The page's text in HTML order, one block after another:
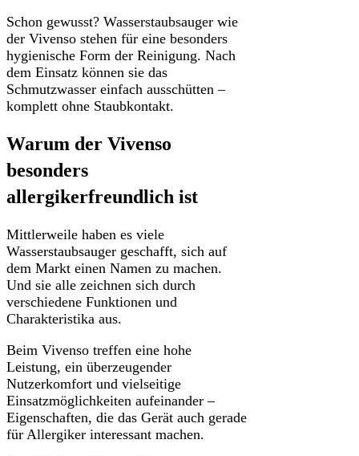
Schon gewusst? Wasserstaubsauger wie
der Vivenso stehen für eine besonders
hygienische Form der Reinigung. Nach
dem Einsatz können sie das
Schmutzwasser einfach ausschütten –
komplett ohne Staubkontakt.
Warum der Vivenso
besonders
allergikerfreundlich ist
Mittlerweile haben es viele
Wasserstaubsauger geschafft, sich auf
dem Markt einen Namen zu machen.
Und sie alle zeichnen sich durch
verschiedene Funktionen und
Charakteristika aus.
Beim Vivenso treffen eine hohe
Leistung, ein überzeugender
Nutzerkomfort und vielseitige
Einsatzmöglichkeiten aufeinander –
Eigenschaften, die das Gerät auch gerade
für Allergiker interessant machen.